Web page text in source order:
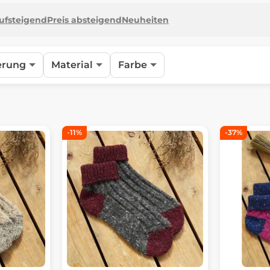
Preis absteigendNeuheiten
Material Farbe
-11% -37%